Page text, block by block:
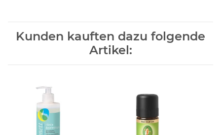
Kunden kauften dazu folgende
Artikel: